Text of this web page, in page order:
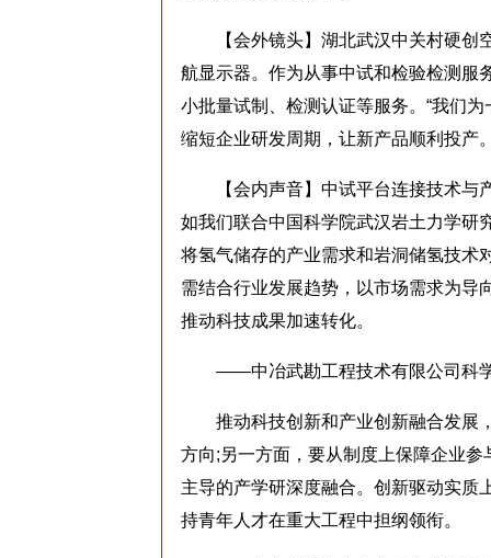
【会外镜头】湖北武汉中关村硬创
航显示器。作为从事中试和检验检测服
小批量试制、检测认证等服务。“我们
缩短企业研发周期，让新产品顺利投产
【会内声音】中试平台连接技术与
如我们联合中国科学院武汉岩土力学研
将氢气储存的产业需求和岩洞储氢技术
需结合行业发展趋势，以市场需求为导
推动科技成果加速转化。
——中冶武勘工程技术有限公司科学
推动科技创新和产业创新融合发展
方向;另一方面，要从制度上保障企业
主导的产学研深度融合。创新驱动实质
持青年人才在重大工程中担纲领衔。